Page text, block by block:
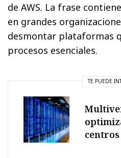
de AWS. La frase
en grandes
desmontar plataformas
procesos esenciales.
TE PUEDE